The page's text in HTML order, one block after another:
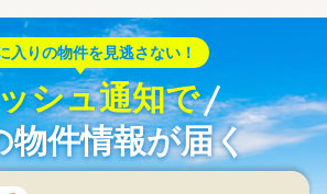
入りの物件を見逃さない！
シュ通知で
物件情報が届く